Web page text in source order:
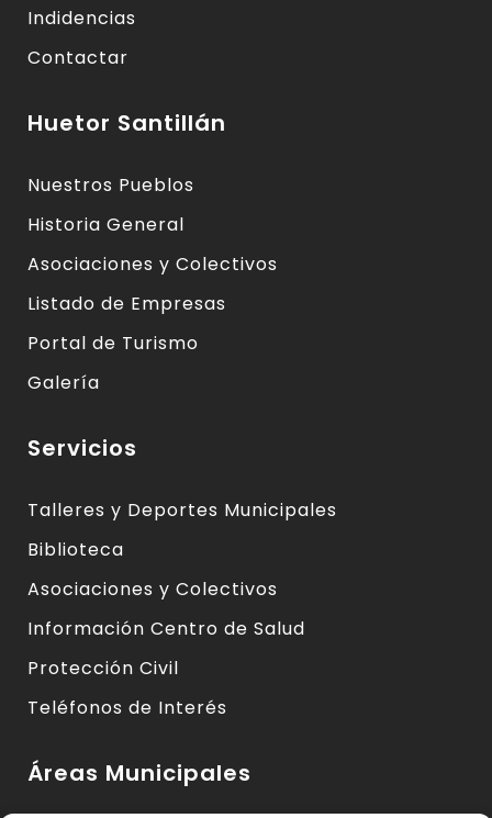
Indidencias
Contactar
Huetor Santillán
Nuestros Pueblos
Historia General
Asociaciones y Colectivos
Listado de Empresas
Portal de Turismo
Galería
Servicios
Talleres y Deportes Municipales
Biblioteca
Asociaciones y Colectivos
Información Centro de Salud
Protección Civil
Teléfonos de Interés
Áreas Municipales